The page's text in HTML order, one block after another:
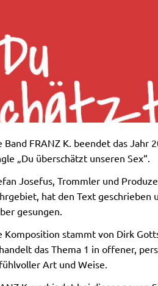
Band FRANZ K. beendet das Jahr
„Du überschätzt unseren Sex“.
Josefus, Trommler und
hat den Text geschrieben
gesungen.
Komposition stammt von Dirk
das Thema 1 in offener,
Art und Weise.